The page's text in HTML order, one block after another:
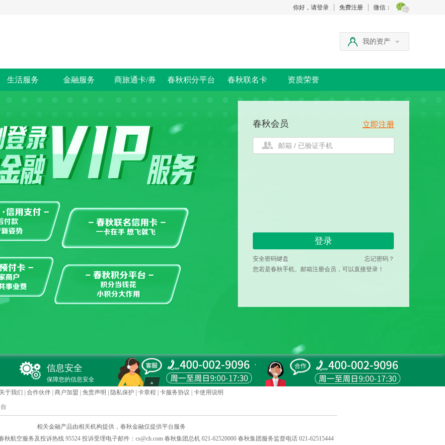
你好，请登录 免费注册 微信：
我的资产
生活服务 金融服务 商旅通卡/券 春秋积分平台 春秋联名卡 资质荣誉
春秋会员 立即注册
登录
安全密码键盘
忘记密码？
您若是春秋手机、邮箱注册会员，可以直接登录！
信息安全
保障您的信息安全
于我们
合作伙伴 商户加盟 免责声明 隐私保护 卡章程 卡服务协议 卡使用说明
相关金融产品由相关机构提供，春秋金融仅提供平台服务
秋航空服务及投诉热线 95524 投诉受理电子邮件：cs@ch.com 春秋集团总机 021-62520000 春秋集团服务监督电话 021-62515444